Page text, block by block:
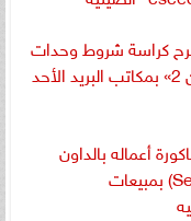
.. طرح كراسة شروط وحدات
«سكن لكل المصريين 2» بمكاتب البريد الأحد
أعماله بالداون
تاون ( Sense Mall (1)) بمبيعات